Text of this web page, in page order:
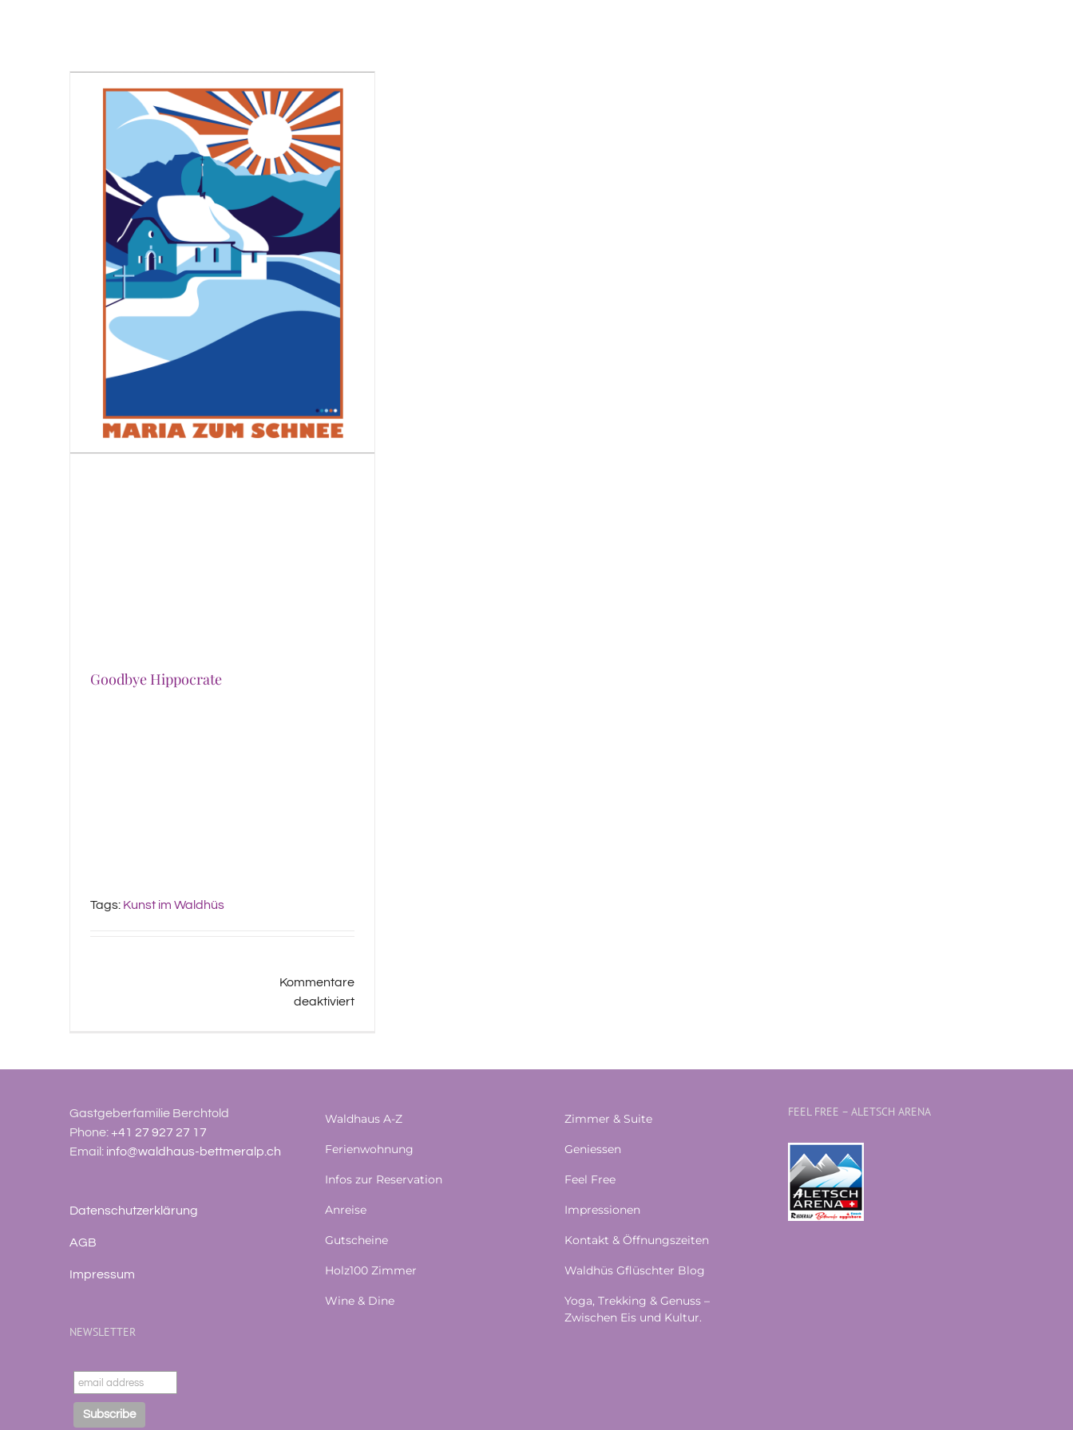
Goodbye Hippocrate
Tags: Kunst im Waldhüs
Kommentare
deaktiviertfür
Gastgeberfamilie Berchtold
Phone:+41 27 927 27 17
Email: info@waldhaus-bettmeralp.ch
Datenschutzerklärung
AGB
Impressum
NEWSLETTER
Waldhaus A-Z
Ferienwohnung
Infos zur Reservation
Anreise
Gutscheine
Holz100 Zimmer
Wine & Dine
Zimmer & Suite
Geniessen
Feel Free
Impressionen
Kontakt & Öffnungszeiten
Waldhüs Gflüschter Blog
Yoga, Trekking & Genuss –
Zwischen Eis und Kultur.
FEEL FREE – ALETSCH ARENA